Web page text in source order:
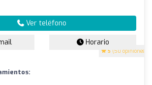
5 (50 opiniones)
Ver teléfono
Horario